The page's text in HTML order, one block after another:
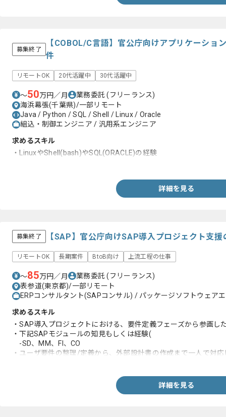
募集終了
【COBOL/C言語】官公庁向けアプリケーショ
件
リモートOK 20代活躍中 30代活躍中
〜50万円／月 業務委託(フリーランス)
海浜幕張(千葉県)/一部リモート
Java / Python / SQL / Shell / Linux / Oracle
組込・制御エンジニア / 汎用系エンジニア
求めるスキル
・LinuxやShell(bash)やSQL(ORACLE)の経験
詳細を見る
募集終了 【SAP】官公庁向けSAP導入プロジェクト支
リモートOK 長期案件 BtoB向け 上流工程の仕事
〜85万円／月 業務委託(フリーランス)
表参道(東京都)/一部リモート
ERPコンサルタント(SAPコンサル) / パッケージソフトウェア
求めるスキル
・SAP導入プロジェクトにおける、要件定義フェーズから参画し
・下記SAPモジュールの知見もしくは経験(
-SD、MM、FI、CO
・ユーザ要件の整理/定義から、外部設計書の作成まで一人で対
詳細を見る